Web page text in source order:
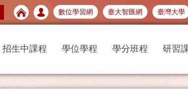
數位學習網 臺大智匯網 臺灣大學
招生中課程 學位學程 學分班程 研習